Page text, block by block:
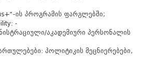
ის პროგრამის ფარგლებში;
-
აკადემიური პერსონალის
პოლიტიკის მეცნიერებები,